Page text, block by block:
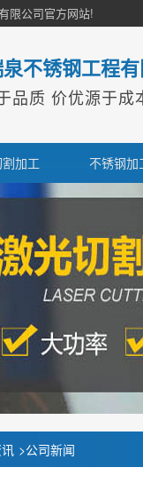
限公司官方网站!
不锈钢工程
品质 价优源于成
加工 不锈钢加
>公司新闻